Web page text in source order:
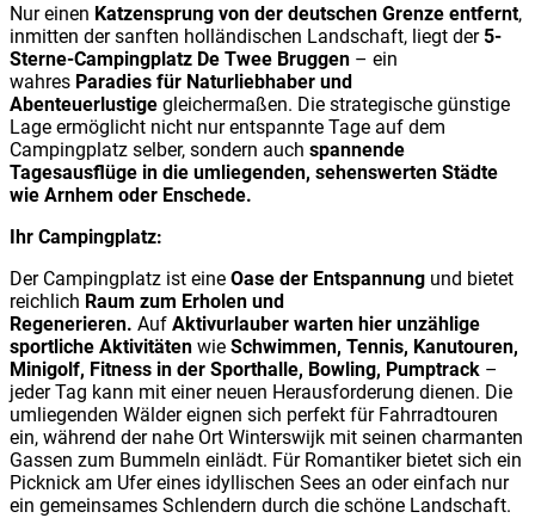
Nur einen Katzensprung von der deutschen Grenze entfernt,
inmitten der sanften holländischen Landschaft, liegt der5-
Sterne-Campingplatz De Twee Bruggen – ein
wahres Paradies für Naturliebhaber und
Abenteuerlustige gleichermaßen. Die strategische günstige
Lage ermöglicht nicht nur entspannte Tage auf dem
Campingplatz selber, sondern auch spannende
Tagesausflüge in die umliegenden, sehenswerten Städte
wie Arnhem oder Enschede.
Ihr Campingplatz:
Der Campingplatz ist eine Oase der Entspannung und bietet
reichlich Raum zum Erholen und
Regenerieren. Auf Aktivurlauber warten hier unzählige
sportliche Aktivitäten wie Schwimmen, Tennis, Kanutouren,
Minigolf, Fitness in der Sporthalle, Bowling, Pumptrack –
jeder Tag kann mit einer neuen Herausforderung dienen. Die
umliegenden Wälder eignen sich perfekt für Fahrradtouren
ein, während der nahe Ort Winterswijk mit seinen charmanten
Gassen zum Bummeln einlädt. Für Romantiker bietet sich ein
Picknick am Ufer eines idyllischen Sees an oder einfach nur
ein gemeinsames Schlendern durch die schöne Landschaft.